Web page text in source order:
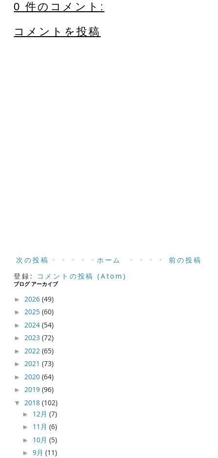
0 件のコメント:
コメントを投稿
次の投稿 前の投稿
ホーム
登録:
コメントの投稿 (Atom)
ブログ アーカイブ
► 2026(49)
►2025(60)
► 2024(54)
►2023(72)
► 2022(65)
►2021(73)
► 2020(64)
►2019(96)
▼ 2018(102)
► 12月(7)
► 11月(6)
► 10月(5)
►9月(11)